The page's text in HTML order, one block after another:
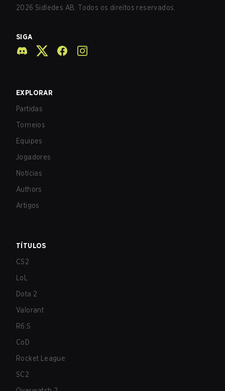
2026 Sidledes AB. Todos os direitos reservados.
SIGA
EXPLORAR
Partidas
Torneios
Equipes
Jogadores
Notícias
Authors
Artigos
TÍTULOS
CS2
LoL
Dota 2
Valorant
R6:S
CoD
Rocket League
SC2